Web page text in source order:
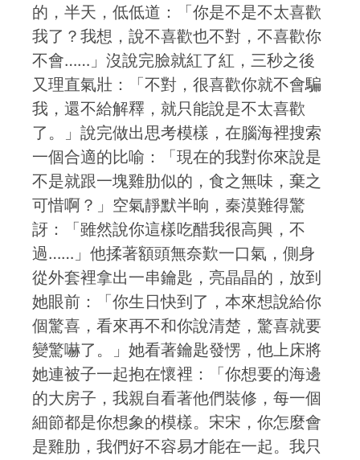
的，半天，低低道：「你是不是不太喜歡
我了？我想，說不喜歡也不對，不喜歡你
不會……」沒說完臉就紅了紅，三秒之後
又理直氣壯：「不對，很喜歡你就不會騙
我，還不給解釋，就只能說是不太喜歡
了。」說完做出思考模樣，在腦海裡搜索
一個合適的比喻：「現在的我對你來說是
不是就跟一塊雞肋似的，食之無味，棄之
可惜啊？」空氣靜默半晌，秦漠難得驚
訝：「雖然說你這樣吃醋我很高興，不
過……」他揉著額頭無奈歎一口氣，側身
從外套裡拿出一串鑰匙，亮晶晶的，放到
她眼前：「你生日快到了，本來想說給你
個驚喜，看來再不和你說清楚，驚喜就要
變驚嚇了。」她看著鑰匙發愣，他上床將
她連被子一起抱在懷裡：「你想要的海邊
的大房子，我親自看著他們裝修，每一個
細節都是你想象的模樣。宋宋，你怎麼會
是雞肋，我們好不容易才能在一起。我只